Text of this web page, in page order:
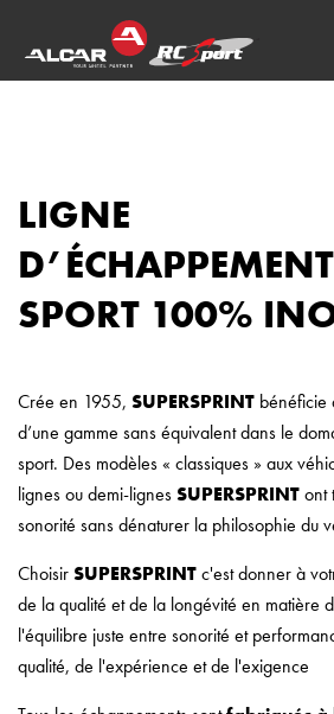
LIGNE
D’ÉCHAPPEMENT
SPORT 100%
Crée en 1955, SUPERSPRINT bénéficie
d’une gamme sans équivalent dans le
sport. Des modèles « classiques » aux
lignes ou demi-lignesSUPERSPRINTont
sonorité sans dénaturer la philosophie du
ChoisirSUPERSPRINTc'est donner à
de la qualité et de la longévité en matière
l'équilibre juste entre sonorité et
qualité, de l'expérience et de l'exigence